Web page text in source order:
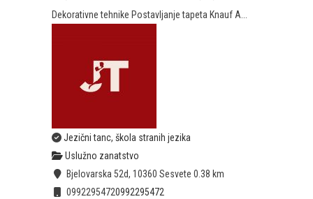
Dekorativne tehnike Postavljanje tapeta Knauf A...
Jezični tanc, škola stranih jezika
Uslužno zanatstvo
Bjelovarska 52d, 10360 Sesvete 0.38 km
09922954720992295472